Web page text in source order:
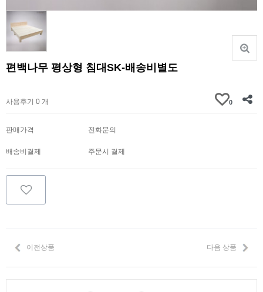
편백나무 평상형 침대SK-배송비별도
사용후기 0 개 0
판매가격 전화문의
배송비결제 주문시 결제
이전상품 다음 상품